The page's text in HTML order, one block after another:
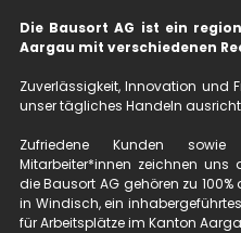
Die Bausort AG ist ein
Aargau mit verschiedenen
Zuverlässigkeit, Innovation und
unser tägliches Handeln
Zufriedene Kunden
Mitarbeiter*innen zeichnen uns
die Bausort AG gehören zu
in Windisch, ein
für Arbeitsplätze im Kanton